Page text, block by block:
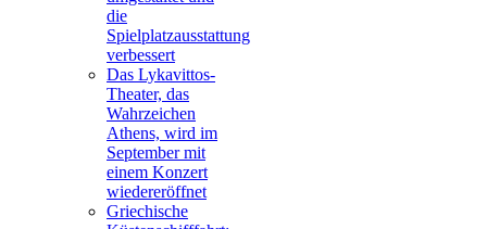
die
Spielplatzausstattung
verbessert
Das Lykavittos-
Theater, das
Wahrzeichen
Athens, wird im
September mit
einem Konzert
wiedereröffnet
Griechische